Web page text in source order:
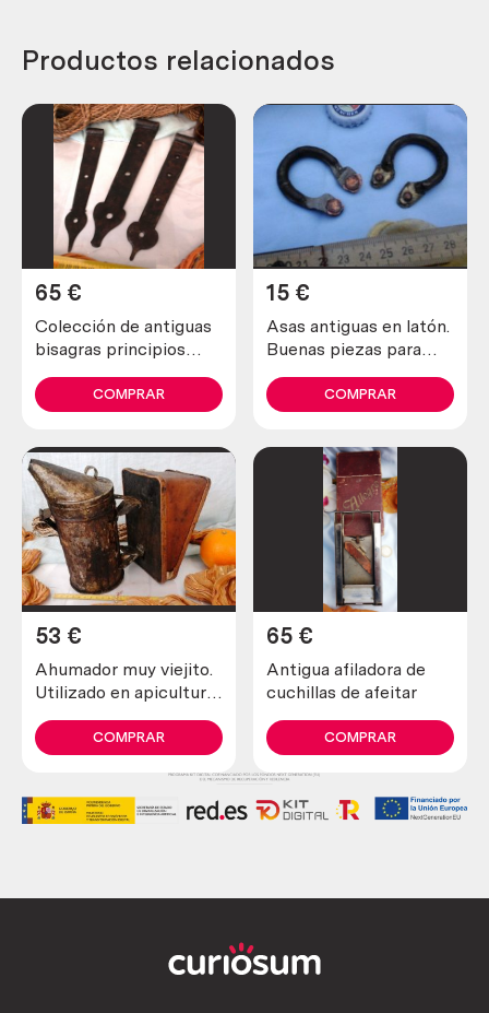
Productos relacionados
Colección de antiguas
bisagras principios
forja. 3 piezas. Estilo
medieval.
65 €
COMPRAR
Asas antiguas en latón.
Buenas piezas para
15 €
COMPRAR
Ahumador muy viejito.
Utilizado en apicultura
abejas
53 €
COMPRAR
Antigua afiladora de
cuchillas de afeitar
65 €
COMPRAR